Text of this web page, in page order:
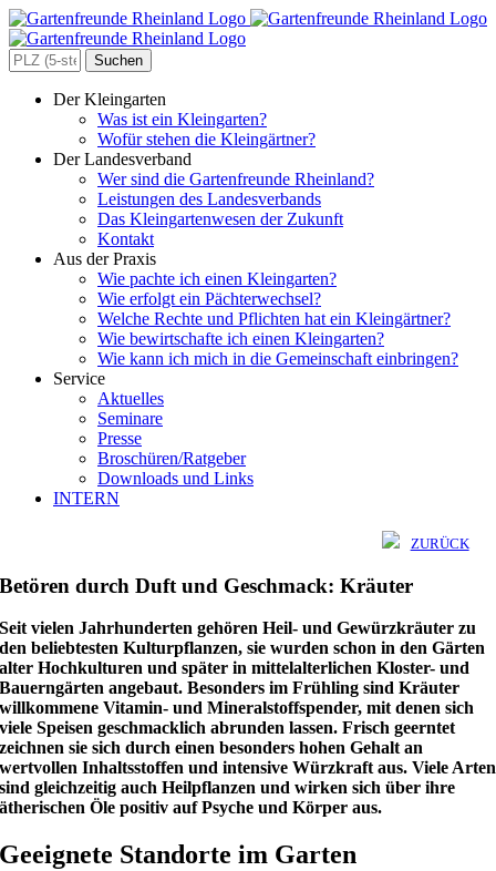
Zum
Inhalt
springen
Search
for:
Der Kleingarten
Was ist ein Kleingarten?
Wofür stehen die Kleingärtner?
Der Landesverband
Wer sind die Gartenfreunde Rheinland?
Leistungen des Landesverbands
Das Kleingartenwesen der Zukunft
Kontakt
Aus der Praxis
Wie pachte ich einen Kleingarten?
Wie erfolgt ein Pächterwechsel?
Welche Rechte und Pflichten hat ein Kleingärtner?
Wie bewirtschafte ich einen Kleingarten?
Wie kann ich mich in die Gemeinschaft einbringen?
Service
Aktuelles
Seminare
Presse
Broschüren/Ratgeber
Downloads und Links
INTERN
ZURÜCK
Betören durch Duft und Geschmack: Kräuter
Seit vielen Jahrhunderten gehören Heil- und Gewürzkräuter zu
den beliebtesten Kulturpflanzen, sie wurden schon in den Gärten
alter Hochkulturen und später in mittelalterlichen Kloster- und
Bauerngärten angebaut. Besonders im Frühling sind Kräuter
willkommene Vitamin- und Mineralstoffspender, mit denen sich
viele Speisen geschmacklich abrunden lassen.Frisch geerntet
zeichnen sie sich durch einen besonders hohen Gehalt an
wertvollen Inhaltsstoffen und intensive Würzkraft aus. Viele Arten
sind gleichzeitig auch Heilpflanzen und wirken sich über ihre
ätherischen Öle positiv auf Psyche und Körper aus.
Geeignete Standorte im Garten